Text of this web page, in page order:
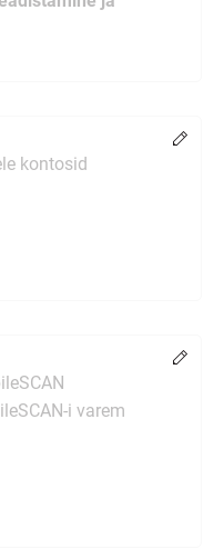
kontosid
i varem